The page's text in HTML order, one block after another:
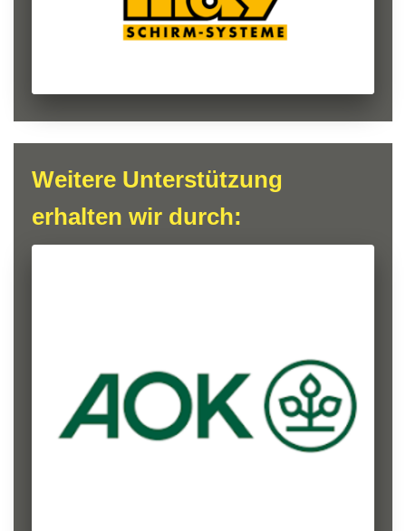
Weitere Unterstützung
erhalten wir durch: